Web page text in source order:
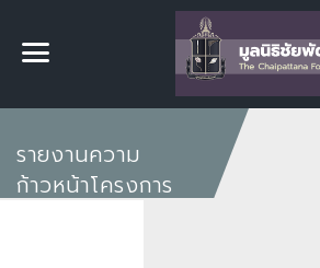
รายงานความ
ก้าวหน้าโครงการ